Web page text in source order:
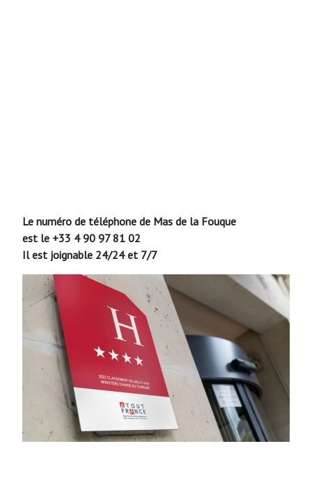
Le numéro de téléphone de Mas de la Fouque
est le +33 4 90 97 81 02
Il est joignable 24/24 et 7/7